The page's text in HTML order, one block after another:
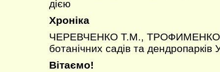
дією
Хроніка
ЧЕРЕВЧЕНКО Т.М., ТРОФИМЕНКО
ботанічних садів та дендропарків
Вітаємо!